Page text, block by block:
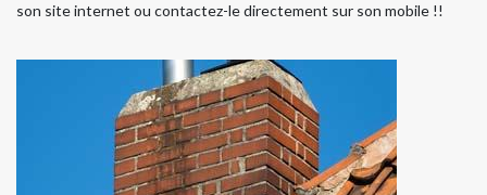
son site internet ou contactez-le directement sur son mobile !!